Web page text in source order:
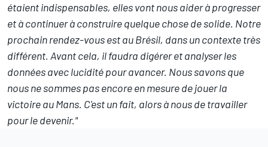
étaient indispensables, elles vont nous aider à progresser
et à continuer à construire quelque chose de solide. Notre
prochain rendez-vous est au Brésil, dans un contexte très
différent. Avant cela, il faudra digérer et analyser les
données avec lucidité pour avancer. Nous savons que
nous ne sommes pas encore en mesure de jouer la
victoire au Mans. C'est un fait, alors à nous de travailler
pour le devenir."